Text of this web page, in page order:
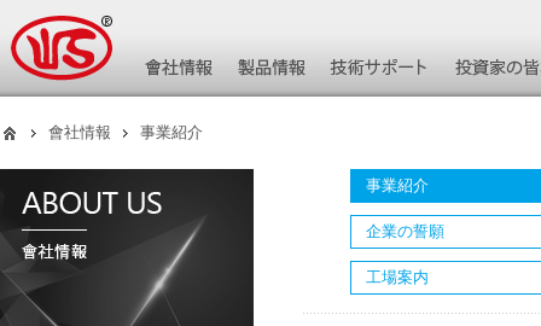
會社情報 事業紹介
事業紹介
企業の誓願
工場案内